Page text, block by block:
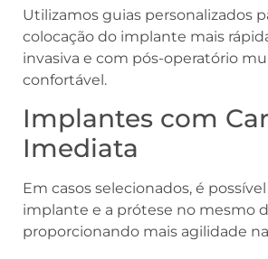
Utilizamos guias personalizados
colocação do implante mais
invasiva e com pós-operatório
confortável.
Implantes com
Imediata
Em casos selecionados, é
implante e a prótese no mesmo
proporcionando mais agilidade